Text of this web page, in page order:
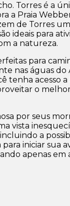
Torres é a
a Praia
de Torres
ideais para
a natureza.
para
nas águas do
acesso a
o
por seus
vista
incluindo a
iniciar sua
apenas